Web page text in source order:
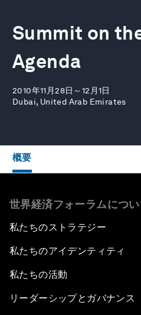
Summit on
Agenda
2010年11月28日～12月1日
Dubai, United Arab Emirates
概要
世界経済フォーラムにつ
私たちのストラテジー
私たちのアイデンティティ
私たちの活動
リーダーシップとガバナンス